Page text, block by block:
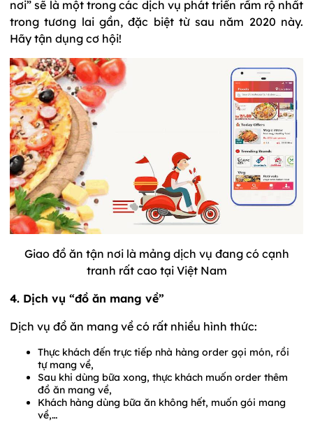
nơi” sẽ là một trong các dịch vụ phát triển rầm rộ nhất
trong tương lai gần, đặc biệt từ sau năm 2020 này.
Hãy tận dụng cơ hội!
Giao đồ ăn tận nơi là mảng dịch vụ đang có cạnh
tranh rất cao tại Việt Nam
4. Dịch vụ “đồ ăn mang về”
Dịch vụ đồ ăn mang về có rất nhiều hình thức:
Thực khách đến trực tiếp nhà hàng order gọi món, rồi
tự mang về,
Sau khi dùng bữa xong, thực khách muốn order thêm
đồ ăn mang về,
Khách hàng dùng bữa ăn không hết, muốn gói mang
về,…